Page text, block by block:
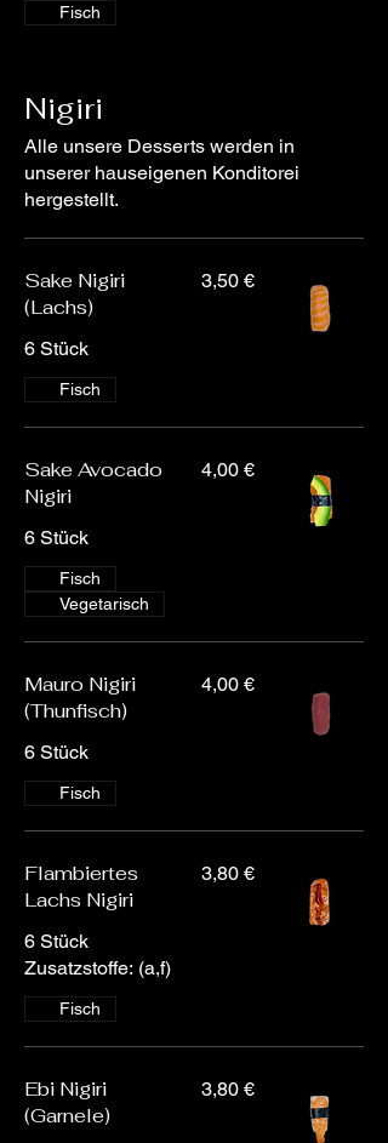
Fisch
Nigiri
Alle unsere Desserts werden in
unserer hauseigenen Konditorei
hergestellt.
Sake Nigiri
(Lachs)
6 Stück
3,50 €
Fisch
Sake Avocado
Nigiri
6 Stück
4,00 €
Fisch
Vegetarisch
Mauro Nigiri
(Thunfisch)
6 Stück
4,00 €
Fisch
Flambiertes
Lachs Nigiri
6 Stück
Zusatzstoffe: (a,f)
3,80 €
Fisch
Ebi Nigiri
(Garnele)
3,80 €